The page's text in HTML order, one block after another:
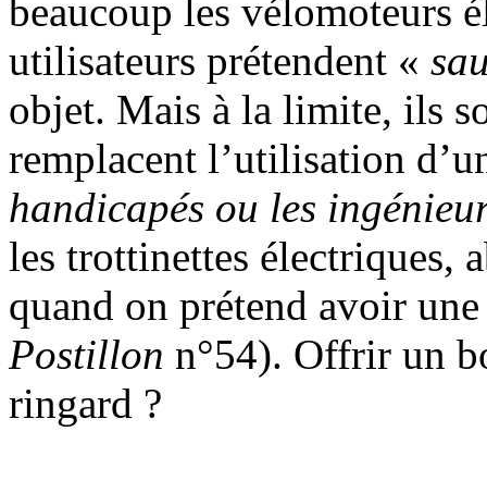
beaucoup les vélomoteurs
utilisateurs prétendent «
objet. Mais à la limite, ils
remplacent l’utilisation
handicapés ou les
les trottinettes électriques,
quand on prétend avoir
Postillon n°54). Offrir un
ringard ?